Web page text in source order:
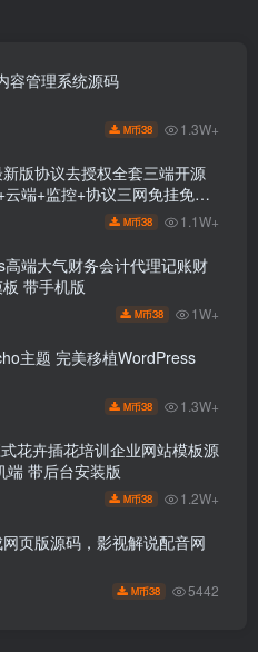
容管理系统源码
M币38 1.3W+
版协议去授权全套三端开源
端+监控+协议三网免挂免输
M币38 1.1W+
端大气财务会计代理记账财
带手机版
M币38 1W+
主题 完美移植WordPress
M币38 1.3W+
花卉插花培训企业网站模板源
端 带后台安装版
M币38 1.2W+
页版源码，影视解说配音网
M币38 5442